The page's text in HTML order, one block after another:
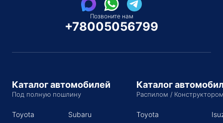
Позвоните нам
+78005056799
Каталог автомобилей
Под полную пошлину
Toyota
Subaru
Каталог
Распилом /
Toyota